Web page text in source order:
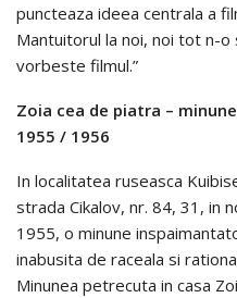
puncteaza ideea centrala a
Mantuitorul la noi, noi tot n-
vorbeste filmul.”
Zoia cea de piatra –
1955 / 1956
In localitatea ruseasca
strada Cikalov, nr. 84, 31, in
1955, o minune
inabusita de raceala si
Minunea petrecuta in casa